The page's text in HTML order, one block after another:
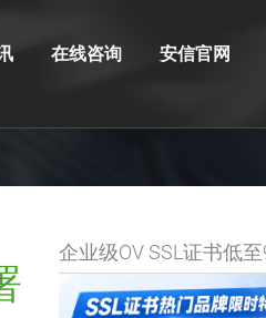
在线咨询 安信官网
企业级OV SSL证书低至